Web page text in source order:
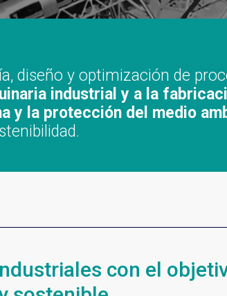
diseño y optimización de
industrial y a la
y la protección del medio
con el